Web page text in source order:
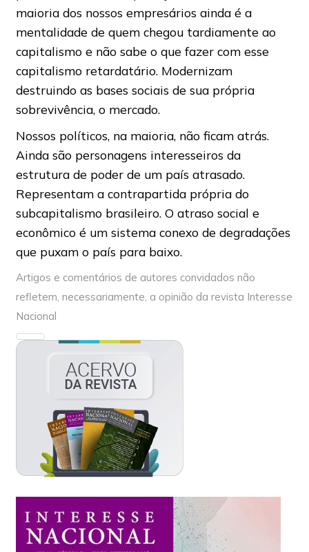
maioria dos nossos empresários ainda é a
mentalidade de quem chegou tardiamente ao
capitalismo e não sabe o que fazer com esse
capitalismo retardatário. Modernizam
destruindo as bases sociais de sua própria
sobrevivência, o mercado.
Nossos políticos, na maioria, não ficam atrás.
Ainda são personagens interesseiros da
estrutura de poder de um país atrasado.
Representam a contrapartida própria do
subcapitalismo brasileiro. O atraso social e
econômico é um sistema conexo de degradações
que puxam o país para baixo.
Artigos e comentários de autores convidados não
refletem, necessariamente, a opinião da revista Interesse
Nacional